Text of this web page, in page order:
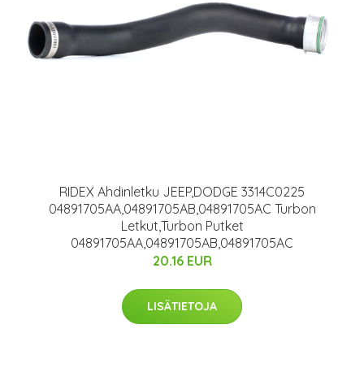
RIDEX Ahdinletku JEEP,DODGE 3314C0225
04891705AA,04891705AB,04891705AC Turbon
Letkut,Turbon Putket
04891705AA,04891705AB,04891705AC
20.16 EUR
LISÄTIETOJA